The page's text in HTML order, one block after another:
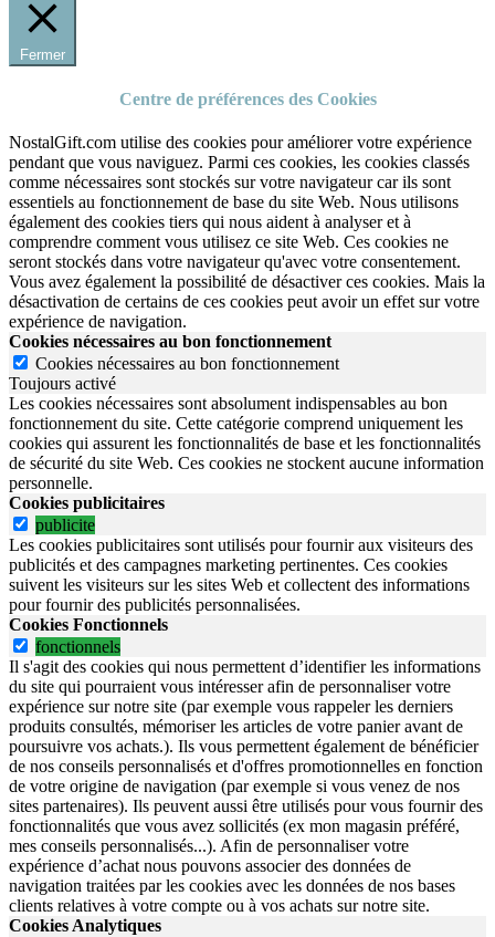
Fermer
Centre de préférences des Cookies
NostalGift.com utilise des cookies pour améliorer votre expérience
pendant que vous naviguez. Parmi ces cookies, les cookies classés
comme nécessaires sont stockés sur votre navigateur car ils sont
essentiels au fonctionnement de base du site Web. Nous utilisons
également des cookies tiers qui nous aident à analyser et à
comprendre comment vous utilisez ce site Web. Ces cookies ne
seront stockés dans votre navigateur qu'avec votre consentement.
Vous avez également la possibilité de désactiver ces cookies. Mais la
désactivation de certains de ces cookies peut avoir un effet sur votre
expérience de navigation.
Cookies nécessaires au bon fonctionnement
Cookies nécessaires au bon fonctionnement
Toujours activé
Les cookies nécessaires sont absolument indispensables au bon
fonctionnement du site. Cette catégorie comprend uniquement les
cookies qui assurent les fonctionnalités de base et les fonctionnalités
de sécurité du site Web. Ces cookies ne stockent aucune information
personnelle.
Cookies publicitaires
publicite
Les cookies publicitaires sont utilisés pour fournir aux visiteurs des
publicités et des campagnes marketing pertinentes. Ces cookies
suivent les visiteurs sur les sites Web et collectent des informations
pour fournir des publicités personnalisées.
Cookies Fonctionnels
fonctionnels
Il s'agit des cookies qui nous permettent d’identifier les informations
du site qui pourraient vous intéresser afin de personnaliser votre
expérience sur notre site (par exemple vous rappeler les derniers
produits consultés, mémoriser les articles de votre panier avant de
poursuivre vos achats.). Ils vous permettent également de bénéficier
de nos conseils personnalisés et d'offres promotionnelles en fonction
de votre origine de navigation (par exemple si vous venez de nos
sites partenaires). Ils peuvent aussi être utilisés pour vous fournir des
fonctionnalités que vous avez sollicités (ex mon magasin préféré,
mes conseils personnalisés...). Afin de personnaliser votre
expérience d’achat nous pouvons associer des données de
navigation traitées par les cookies avec les données de nos bases
clients relatives à votre compte ou à vos achats sur notre site.
Cookies Analytiques